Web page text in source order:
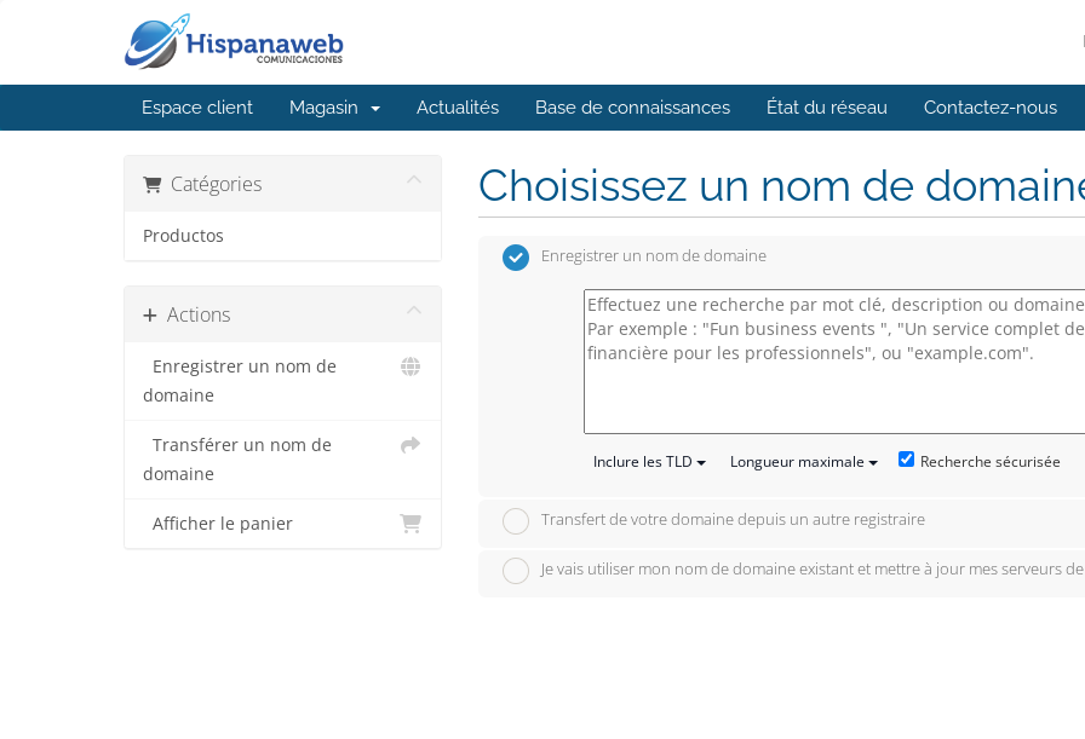
Espace client Magasin Actualités Base de connaissances État du réseau Contactez-nous
Catégories
Productos
Actions
Enregistrer un nom de
domaine
Transférer un nom de
domaine
Afficher le panier
Choisissez un nom de
Enregistrer un nom de domaine
Inclure les TLD Longueur maximale Recherche sécurisée
Transfert de votre domaine depuis un autre registraire
Je vais utiliser mon nom de domaine existant et mettre à jour mes serveurs